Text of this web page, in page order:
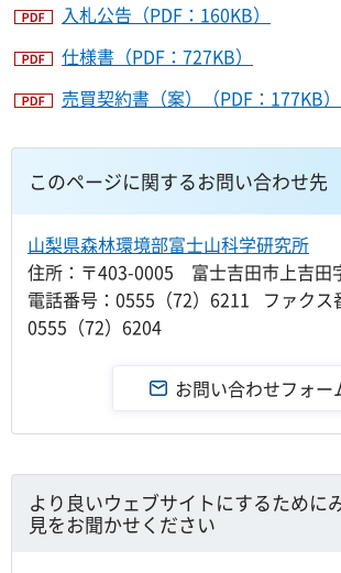
入札公告（PDF：160KB）
仕様書（PDF：727KB）
売買契約書（案）（PDF：177KB）
このページに関するお問い合わせ先
山梨県森林環境部富士山科学研究所
住所：〒403-0005 富士吉田市上吉田
電話番号：0555（72）6211 ファクス
0555（72）6204
より良いウェブサイトにするために
見をお聞かせください